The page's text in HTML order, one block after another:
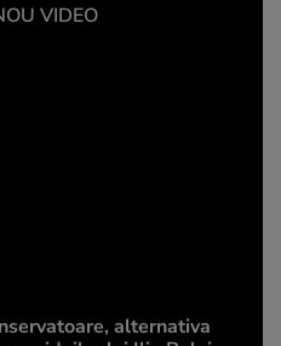
VIDEO
alternativa